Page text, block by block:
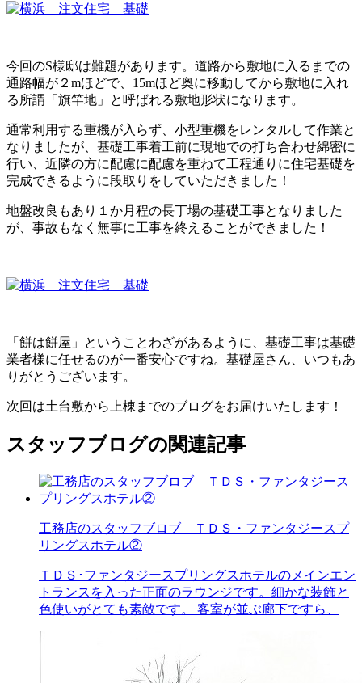
今回のS様邸は難題があります。道路から敷地に入るまでの
通路幅が２mほどで、15mほど奥に移動してから敷地に入れ
る所謂「旗竿地」と呼ばれる敷地形状になります。
通常利用する重機が入らず、小型重機をレンタルして作業と
なりましたが、基礎工事着工前に現地での打ち合わせ綿密に
行い、近隣の方に配慮に配慮を重ねて工程通りに住宅基礎を
完成できるように段取りをしていただきました！
地盤改良もあり１か月程の長丁場の基礎工事となりました
が、事故もなく無事に工事を終えることができました！
「餅は餅屋」ということわざがあるように、基礎工事は基礎
業者様に任せるのが一番安心ですね。基礎屋さん、いつもあ
りがとうございます。
次回は土台敷から上棟までのブログをお届けいたします！
スタッフブログの関連記事
工務店のスタッフブロブ ＴＤＳ・ファンタジースプ
リングスホテル②
ＴＤＳ･ファンタジースプリングスホテルのメインエン
トランスを入った正面のラウンジです。細かな装飾と
色使いがとても素敵です。 客室が並ぶ廊下ですら、